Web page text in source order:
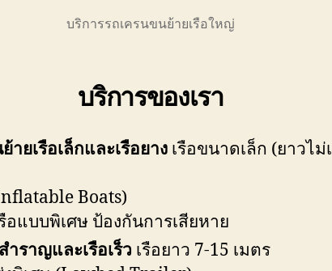
บริการรถเครนขนย้ายเรือใหญ่
บริการของเรา
ายเรือเล็กและเรือยาง เรือขนาดเล็ก (ยาวไม่
Boats)
อแบบพิเศษ ป้องกันการเสียหาย
ำราญและเรือเร็ว เรือยาว 7-15 เมตร